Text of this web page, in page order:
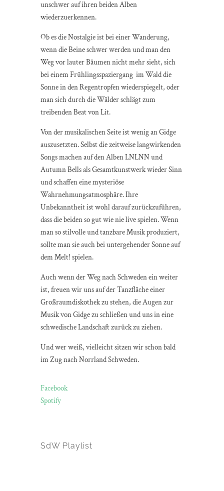
unschwer auf ihren beiden Alben
wiederzuerkennen.
Ob es die Nostalgie ist bei einer Wanderung,
wenn die Beine schwer werden und man den
Weg vor lauter Bäumen nicht mehr sieht, sich
bei einem Frühlingsspaziergang im Wald die
Sonne in den Regentropfen wiederspiegelt, oder
man sich durch die Wälder schlägt zum
treibenden Beat von Lit.
Von der musikalischen Seite ist wenig an Gidge
auszusetzten. Selbst die zeitweise langwirkenden
Songs machen auf den Alben LNLNN und
Autumn Bells als Gesamtkunstwerk wieder Sinn
und schaffen eine mysteriöse
Wahrnehmungsatmosphäre. Ihre
Unbekanntheit ist wohl darauf zurückzuführen,
dass die beiden so gut wie nie live spielen. Wenn
man so stilvolle und tanzbare Musik produziert,
sollte man sie auch bei untergehender Sonne auf
dem Melt! spielen.
Auch wenn der Weg nach Schweden ein weiter
ist, freuen wir uns auf der Tanzfläche einer
Großraumdiskothek zu stehen, die Augen zur
Musik von Gidge zu schließen und uns in eine
schwedische Landschaft zurück zu ziehen.
Und wer weiß, vielleicht sitzen wir schon bald
im Zug nach Norrland Schweden.
Facebook
Spotify
SdW Playlist